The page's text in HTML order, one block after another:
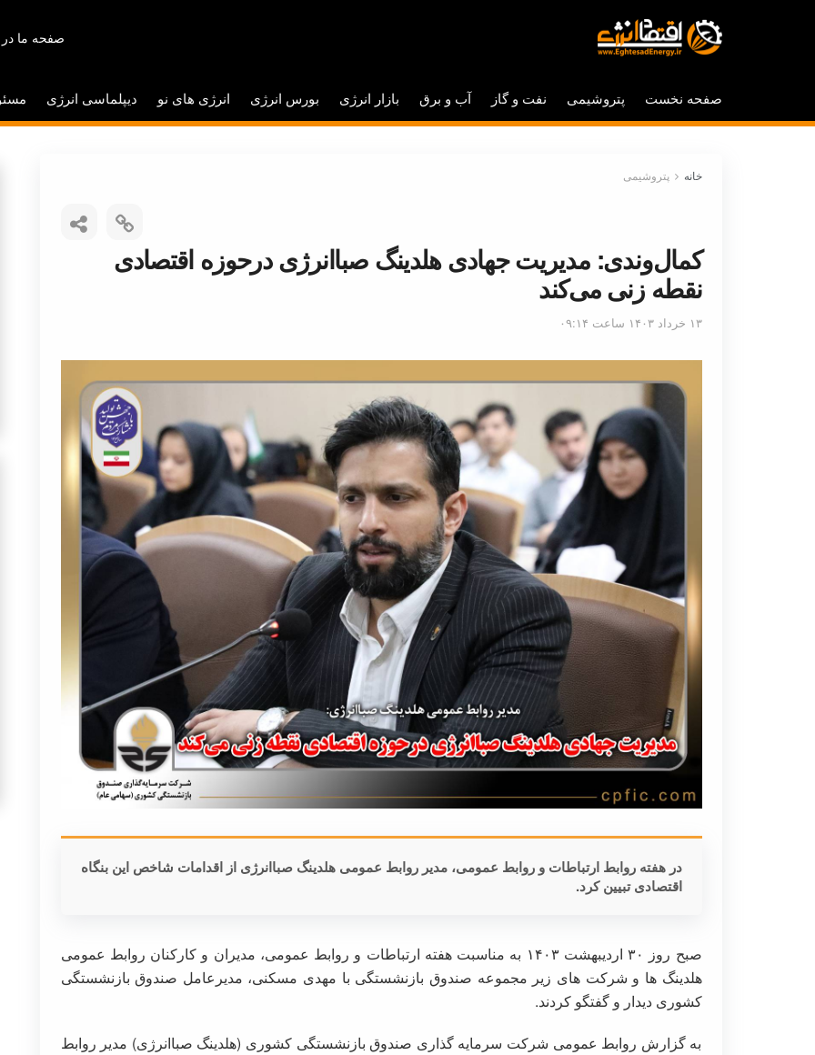
صفحه ما در
صفحه نخست پتروشیمی نفت و گاز آب و برق بازار انرژی بورس انرژی انرژی های نو دیپلماسی انرژی
خانه پتروشیمی
کمال‌وندی: مدیریت جهادی هلدینگ صباانرژی درحوزه اقتصادی
نقطه زنی می‌کند
۱۳ خرداد ۱۴۰۳ ساعت ۰۹:۱۴
در هفته روابط ارتباطات و روابط عمومی، مدیر روابط عمومی هلدینگ صباانرژی از اقدامات شاخص این بنگاه
اقتصادی تبیین کرد.
صبح روز ۳۰ اردیبهشت ۱۴۰۳ به مناسبت هفته ارتباطات و روابط عمومی، مدیران و کارکنان روابط عمومی
هلدینگ ها و شرکت های زیر مجموعه صندوق بازنشستگی با مهدی مسکنی، مدیرعامل صندوق بازنشستگی
کشوری دیدار و گفتگو کردند.
به گزارش روابط عمومی شرکت سرمایه گذاری صندوق بازنشستگی کشوری (هلدینگ صباانرژی) مدیر روابط